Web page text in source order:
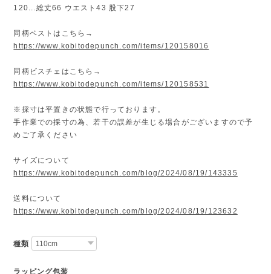
120...総丈66 ウエスト43 股下27
同柄ベストはこちら→
https://www.kobitodepunch.com/items/120158016
同柄ビスチェはこちら→
https://www.kobitodepunch.com/items/120158531
※採寸は平置きの状態で行っております。
手作業での採寸の為、若干の誤差が生じる場合がございますので予
めご了承ください
サイズについて
https://www.kobitodepunch.com/blog/2024/08/19/143335
送料について
https://www.kobitodepunch.com/blog/2024/08/19/123632
種類
ラッピング包装